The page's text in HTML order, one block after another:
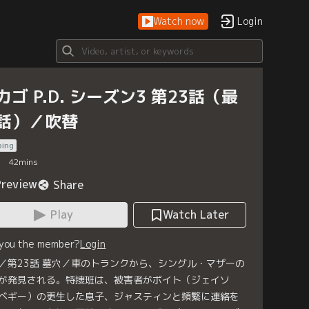
Watch now Login
ゴ P.D. シーズン3 第23話（最
）／吹替
42mins
Share
Play
Watch Later
the member?Login
第23話 墓穴／車のトランクから、シングル・マザーの
発見される。特捜班は、被害者がボイト（ジェイソ
ギー）の更生した息子、ジャスティンと頻繁に連絡を